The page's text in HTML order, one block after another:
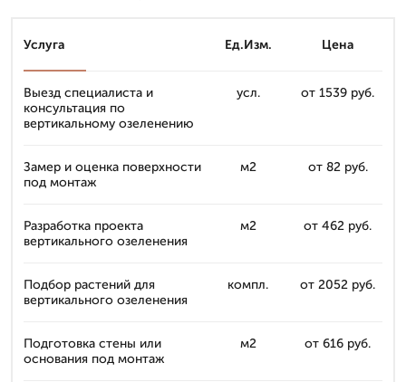
Услуга Ед.Изм. Цена
Выезд специалиста и
консультация по
вертикальному озеленению
усл. от 1539 руб.
Замер и оценка поверхности
под монтаж
м2 от 82 руб.
Разработка проекта
вертикального озеленения
м2 от 462 руб.
Подбор растений для
вертикального озеленения
компл. от 2052 руб.
Подготовка стены или
основания под монтаж
м2 от 616 руб.